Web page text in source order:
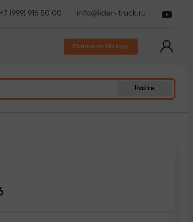
+7 (999) 916 50 00 info@lider-truck.ru
Подбор по VIN коду
Найти